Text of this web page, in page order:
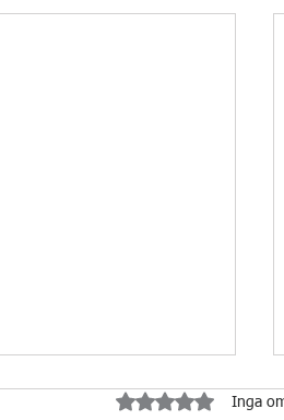
Betygsatt till 0 av 5
Inga